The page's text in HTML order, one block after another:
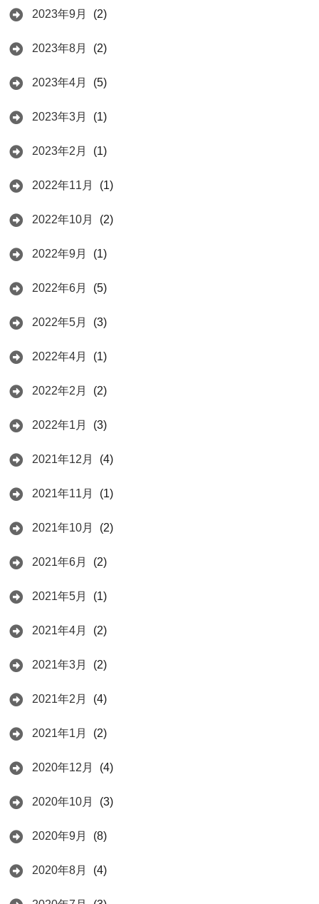
2023年9月 (2)
2023年8月 (2)
2023年4月 (5)
2023年3月 (1)
2023年2月 (1)
2022年11月 (1)
2022年10月 (2)
2022年9月 (1)
2022年6月 (5)
2022年5月 (3)
2022年4月 (1)
2022年2月 (2)
2022年1月 (3)
2021年12月 (4)
2021年11月 (1)
2021年10月 (2)
2021年6月 (2)
2021年5月 (1)
2021年4月 (2)
2021年3月 (2)
2021年2月 (4)
2021年1月 (2)
2020年12月 (4)
2020年10月 (3)
2020年9月 (8)
2020年8月 (4)